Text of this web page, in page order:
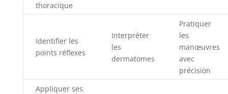
thoracique
Identifier les
points réflexes
Interpréter
les
dermatomes
Pratiquer
les
manœuvres
avec
précision
Appliquer ses